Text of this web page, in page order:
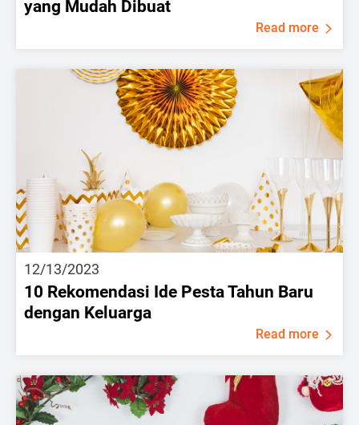
yang Mudah Dibuat
Read more
12/13/2023
10 Rekomendasi Ide Pesta Tahun Baru
dengan Keluarga
Read more